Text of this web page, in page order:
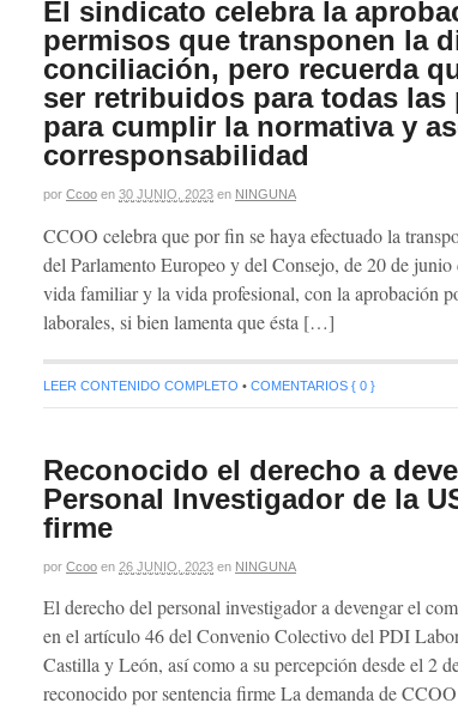
El sindicato celebra la
permisos que transponen la
conciliación, pero recuerda
ser retribuidos para todas las
para cumplir la normativa y
corresponsabilidad
por Ccoo en 30 JUNIO, 2023 en NINGUNA
CCOO celebra que por fin se haya efectuado la
del Parlamento Europeo y del Consejo, de 20 de
vida familiar y la vida profesional, con la aprobación
laborales, si bien lamenta que ésta […]
LEER CONTENIDO COMPLETO • COMENTARIOS { 0 }
Reconocido el derecho a
Personal Investigador de la
firme
por Ccoo en 26 JUNIO, 2023 en NINGUNA
El derecho del personal investigador a devengar el
en el artículo 46 del Convenio Colectivo del PDI
Castilla y León, así como a su percepción desde el 2
reconocido por sentencia firme La demanda de